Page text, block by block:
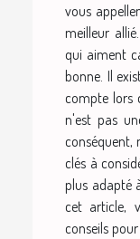
vous
meilleur
qui aiment
bonne. Il
compte lors
n'est pas
conséquent,
clés à
plus adapté
cet article,
conseils